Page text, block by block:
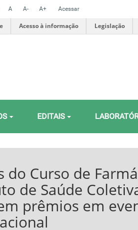
A A- A+ Acessar
Acesso à informação Legislação
EDITAIS
de Saúde
congresso
Coletiva